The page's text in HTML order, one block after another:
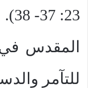
المقدس في
للتآمر